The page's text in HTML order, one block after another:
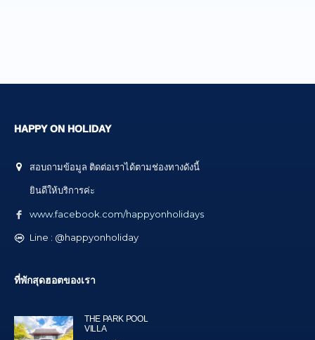
HAPPY ON HOLIDAY
สอบถามข้อมูล ติดต่อเราได้ตามช่องทางดังนี้
ยินดีให้บริการค่ะ
www.facebook.com/happyonholidays
Line : @happyonholiday
ที่พักสุดฮอตของเรา
THE PARK POOL
VILLA